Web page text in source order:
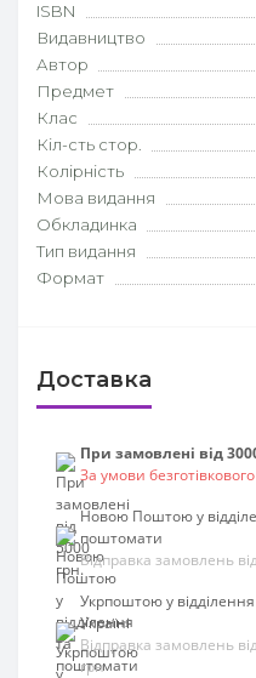
ISBN
Видавництво
Автор
Предмет
Клас
Кіл-сть стор.
Колірність
Мова видання
Обкладинка
Тип видання
Формат
Доставка
При замовлені від
За умови
Новою Поштою у
поштомати
Відправка замовлень
Укрпоштою у
Україні
Відправка замовлень
грн